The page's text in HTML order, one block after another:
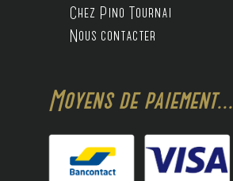
Chez Pino Tournai
Nous contacter
Moyens de paiement...